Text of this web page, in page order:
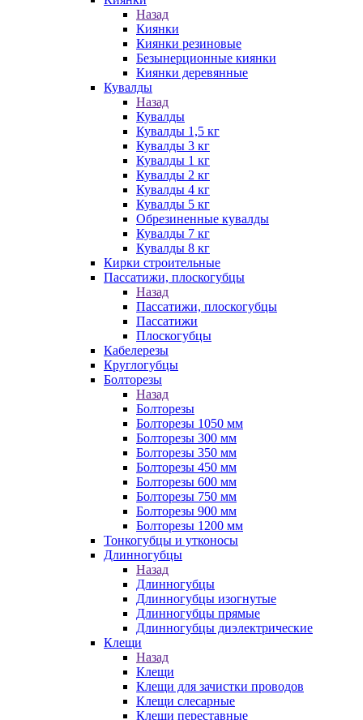
Назад
Киянки
Киянки резиновые
Безынерционные киянки
Киянки деревянные
Кувалды
Назад
Кувалды
Кувалды 1,5 кг
Кувалды 3 кг
Кувалды 1 кг
Кувалды 2 кг
Кувалды 4 кг
Кувалды 5 кг
Обрезиненные кувалды
Кувалды 7 кг
Кувалды 8 кг
Кирки строительные
Пассатижи, плоскогубцы
Назад
Пассатижи, плоскогубцы
Пассатижи
Плоскогубцы
Кабелерезы
Круглогубцы
Болторезы
Назад
Болторезы
Болторезы 1050 мм
Болторезы 300 мм
Болторезы 350 мм
Болторезы 450 мм
Болторезы 600 мм
Болторезы 750 мм
Болторезы 900 мм
Болторезы 1200 мм
Тонкогубцы и утконосы
Длинногубцы
Назад
Длинногубцы
Длинногубцы изогнутые
Длинногубцы прямые
Длинногубцы диэлектрические
Клещи
Назад
Клещи
Клещи для зачистки проводов
Клещи слесарные
Клещи переставные